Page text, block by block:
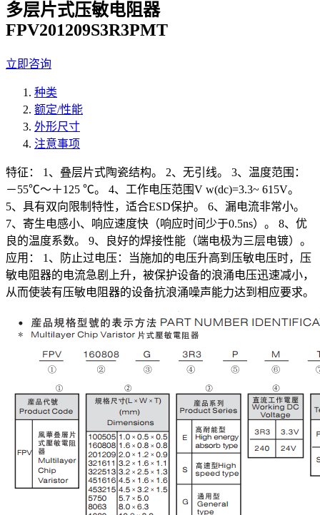
多层片式压敏电阻器
FPV201209S3R3PMT
立即咨询
种类
额定/性能
外形尺寸
注意事项
特征： 1、叠层片式陶瓷结构。 2、无引线。 3、温度范围：
－55℃～＋125 ℃。 4、工作电压范围V w(dc)=3.3~ 615V。
5、具有双向限制特性，适合ESD保护。 6、漏电流非常小。
7、寄生电感小、响应速度快（响应时间少于0.5ns）。 8、优
良的温度系数。 9、良好的焊接性能（端电极为三层电镀）。
应用： 1、防止过电压：当施加的电压升高到压敏电压时，压
敏电阻器的电流急剧上升，被保护设备的浪涌电压迅速减小，
从而使装有压敏电阻器的设备抗浪涌噪声能力达到相应要求。